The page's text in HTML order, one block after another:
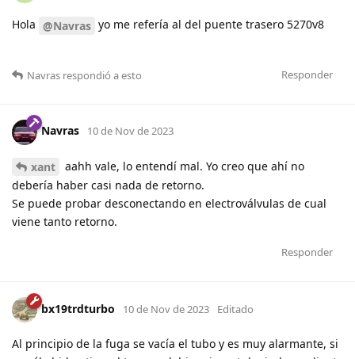
Hola @Navras yo me refería al del puente trasero 5270v8
Responder
Navras respondió a esto
Navras 10 de Nov de 2023
xant
aahh vale, lo entendí mal. Yo creo que ahí no
debería haber casi nada de retorno.
Se puede probar desconectando en electroválvulas de cual
viene tanto retorno.
Responder
bx19trdturbo 10 de Nov de 2023 Editado
Al principio de la fuga se vacía el tubo y es muy alarmante, si